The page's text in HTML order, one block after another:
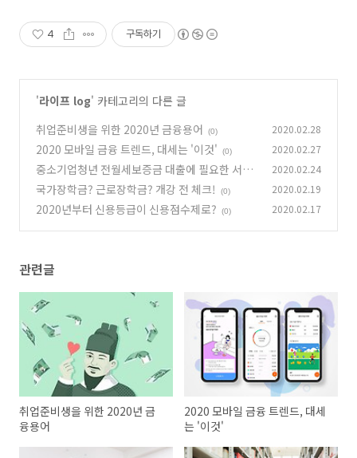
4 구독하기
'라이프 log' 카테고리의 다른 글
취업준비생을 위한 2020년 금융용어
(0) 2020.02.28
2020 모바일 금융 트렌드, 대세는 '이것' (0) 2020.02.27
중소기업청년 전월세보증금 대출에 필요한 서류
는?
(0)
2020.02.24
국가장학금? 근로장학금? 개강 전 체크! (0) 2020.02.19
2020년부터 신용등급이 신용점수제로? (0) 2020.02.17
관련글
취업준비생을 위한 2020년 금
융용어
2020 모바일 금융 트렌드, 대세
는 '이것'